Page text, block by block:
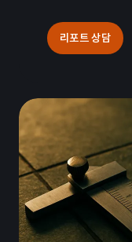
리포트 상담